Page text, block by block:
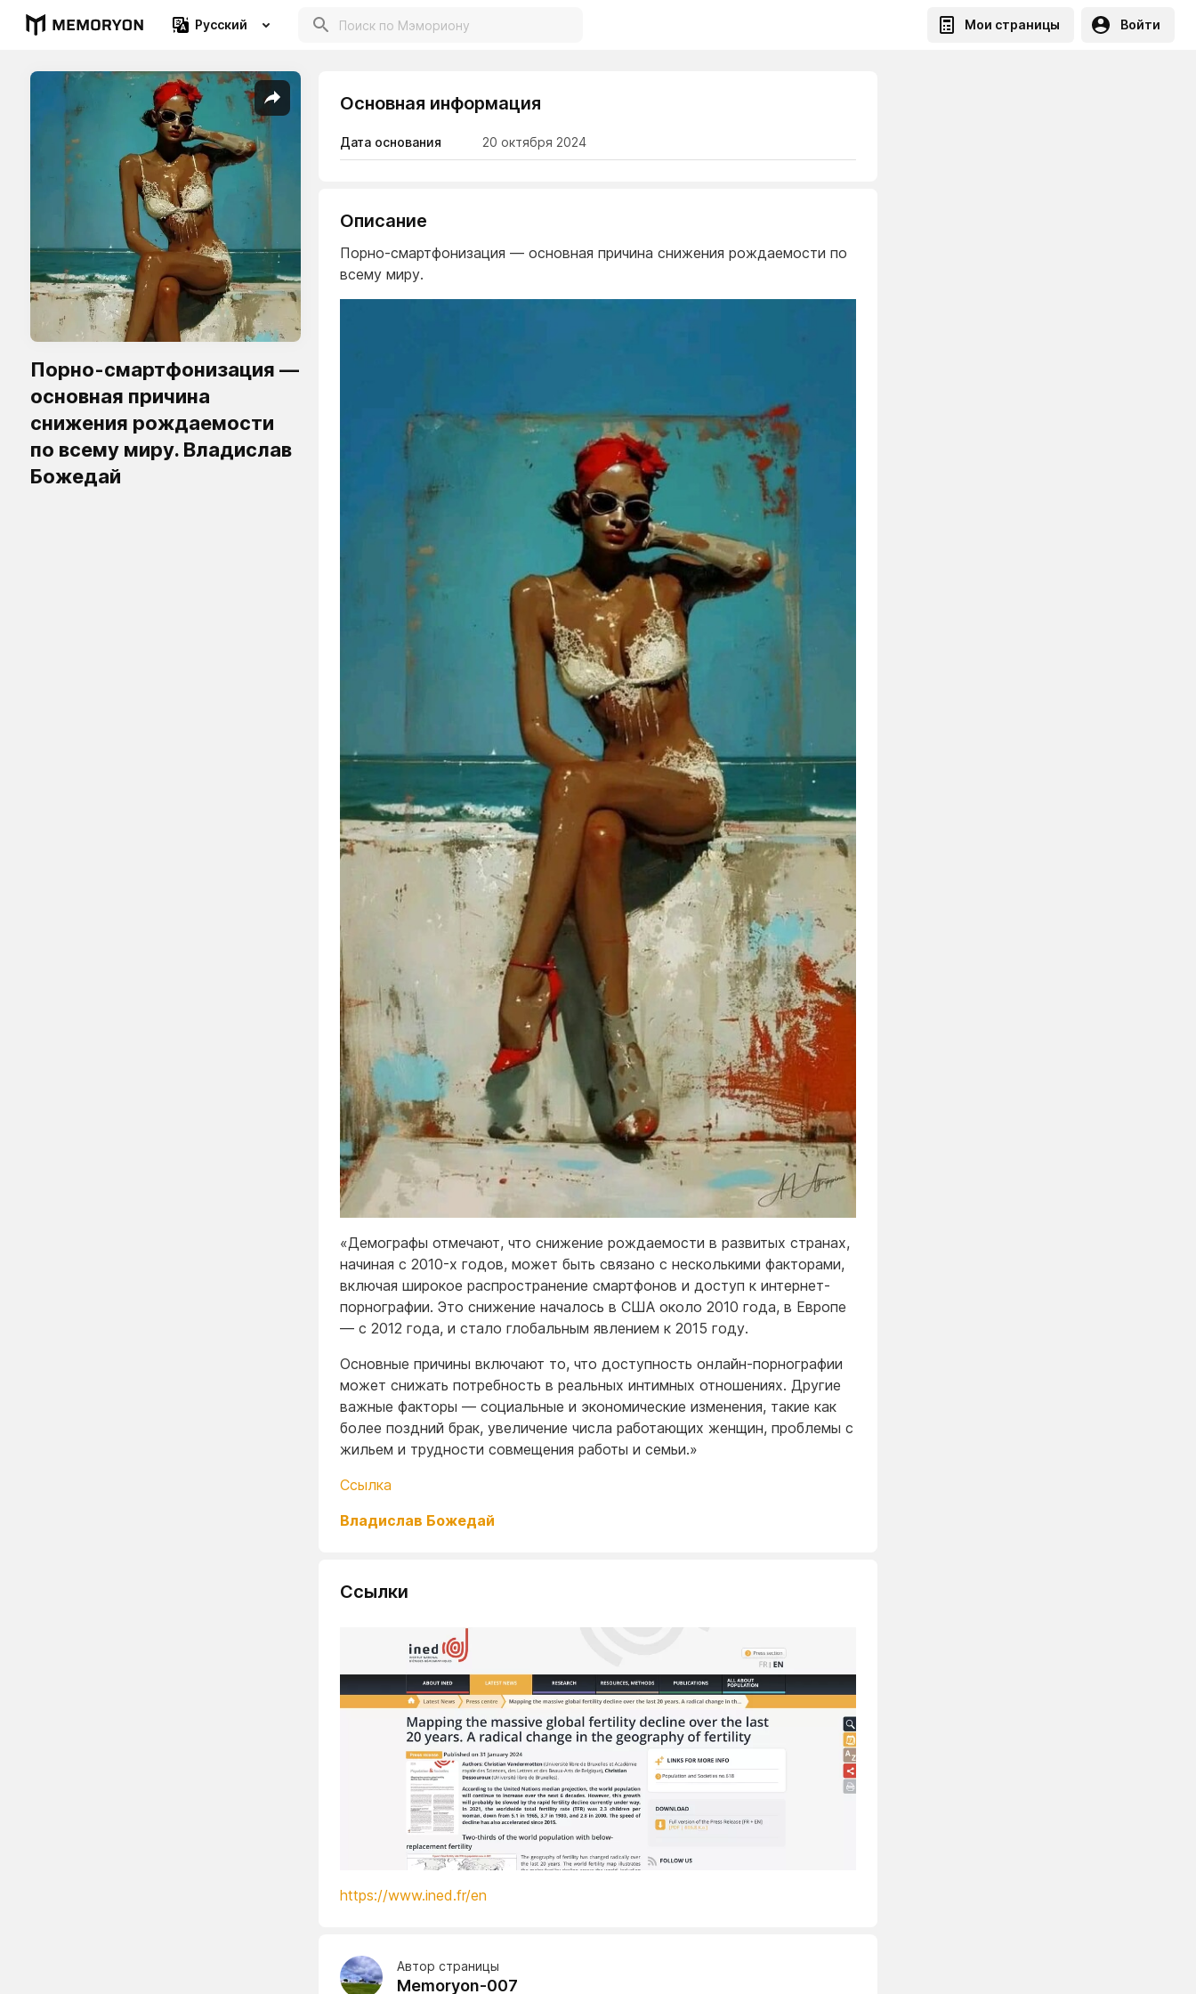
Русский Мои страницы Войти
Порно-смартфонизация —
основная причина
снижения рождаемости
по всему миру. Владислав
Божедай
Основная информация
Дата основания 20 октября 2024
Описание
Порно-смартфонизация — основная причина снижения рождаемости по
всему миру.
«Демографы отмечают, что снижение рождаемости в развитых странах,
начиная с 2010-х годов, может быть связано с несколькими факторами,
включая широкое распространение смартфонов и доступ к интернет-
порнографии. Это снижение началось в США около 2010 года, в Европе
— с 2012 года, и стало глобальным явлением к 2015 году.
Основные причины включают то, что доступность онлайн-порнографии
может снижать потребность в реальных интимных отношениях. Другие
важные факторы — социальные и экономические изменения, такие как
более поздний брак, увеличение числа работающих женщин, проблемы с
жильем и трудности совмещения работы и семьи.»
Ссылка
Владислав Божедай
Ссылки
https://www.ined.fr/en
Автор страницы
Memoryon-007